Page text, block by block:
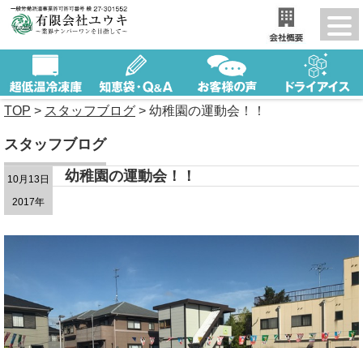
TOP > スタッフブログ > 幼稚園の運動会！！
スタッフブログ
10月13日
2017年
幼稚園の運動会！！